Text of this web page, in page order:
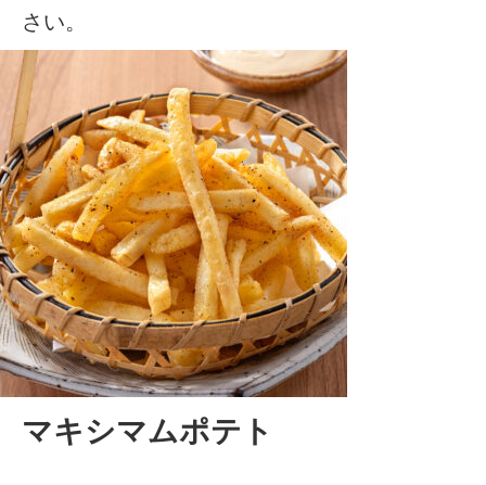
さい。
マキシマムポテト